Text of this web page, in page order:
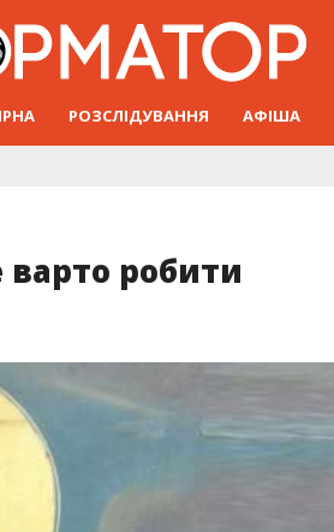
РОЗСЛІДУВАННЯ АФІША
варто робити